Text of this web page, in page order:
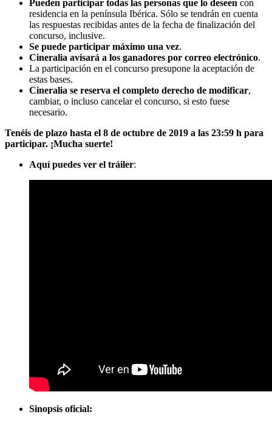
Pueden participar todas las personas que lo deseen con
residencia en la península Ibérica. Sólo se tendrán en cuenta
las respuestas recibidas antes de la fecha de finalización del
concurso, inclusive.
Se puede participar máximo una vez.
Cineralia avisará a los ganadores por correo electrónico.
La participación en el concurso presupone la aceptación de
estas bases.
Cineralia se reserva el completo derecho de modificar,
cambiar, o incluso cancelar el concurso, si esto fuese
necesario.
Tenéis de plazo hasta el 8 de octubre de 2019 a las 23:59 h para
participar. ¡Mucha suerte!
Aquí puedes ver el tráiler:
Sinopsis oficial: